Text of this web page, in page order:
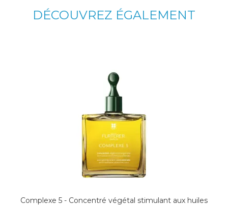
DÉCOUVREZ ÉGALEMENT
Complexe 5 - Concentré végétal stimulant aux huiles